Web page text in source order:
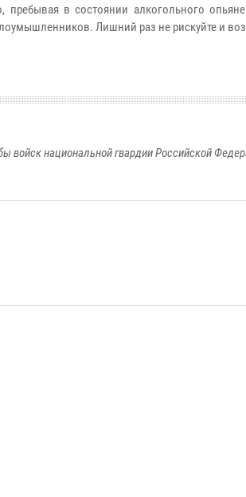
в состоянии алкогольного
Лишний раз не рискуйте и
национальной гвардии Российской